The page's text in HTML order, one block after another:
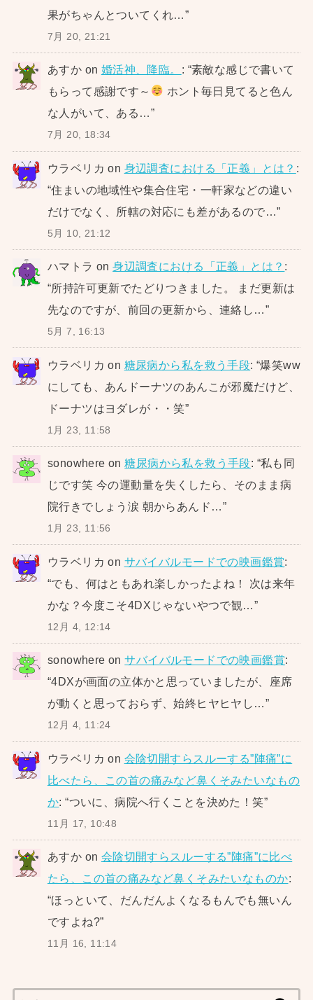
果がちゃんとついてくれ…”
7月 20, 21:21
あすか on 婚活神、降臨。 : “素敵な感じで書いて
もらって感謝です～
ホント毎日見てると色ん
な人がいて、ある…”
7月 20, 18:34
ウラベリカ on 身辺調査における「正義」とは？ :
“住まいの地域性や集合住宅・一軒家などの違い
だけでなく、所轄の対応にも差があるので…”
5月 10, 21:12
ハマトラ on身辺調査における「正義」とは？ :
“所持許可更新でたどりつきました。 まだ更新は
先なのですが、前回の更新から、連絡し…”
5月 7, 16:13
ウラベリカ on 糖尿病から私を救う手段: “爆笑ww
にしても、あんドーナツのあんこが邪魔だけど、
ドーナツはヨダレが・・笑”
1月 23, 11:58
sonowhere on糖尿病から私を救う手段: “私も同
じです笑 今の運動量を失くしたら、そのまま病
院行きでしょう涙 朝からあんド…”
1月 23, 11:56
ウラベリカ on サバイバルモードでの映画鑑賞:
“でも、何はともあれ楽しかったよね！ 次は来年
かな？今度こそ4DXじゃないやつで観…”
12月 4, 12:14
sonowhere onサバイバルモードでの映画鑑賞:
“4DXが画面の立体かと思っていましたが、座席
が動くと思っておらず、始終ヒヤヒヤし…”
12月 4, 11:24
ウラベリカ on 会陰切開すらスルーする”陣痛”に
比べたら、この首の痛みなど鼻くそみたいなもの
か: “ついに、病院へ行くことを決めた！笑”
11月 17, 10:48
あすか on 会陰切開すらスルーする”陣痛”に比べ
たら、この首の痛みなど鼻くそみたいなものか:
“ほっといて、だんだんよくなるもんでも無いん
ですよね?”
11月 16, 11:14